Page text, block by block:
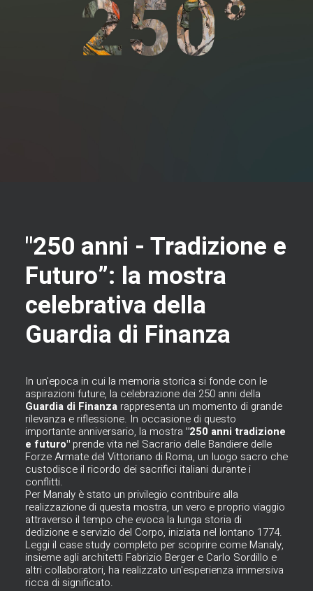
"250 anni - Tradizione e
Futuro”: la mostra
celebrativa della
Guardia di Finanza
In un'epoca in cui la memoria storica si fonde con le
aspirazioni future, la celebrazione dei 250 anni della
Guardia di Finanza rappresenta un momento di grande
rilevanza e riflessione. In occasione di questo
importante anniversario, la mostra "250 anni tradizione
e futuro" prende vita nel Sacrario delle Bandiere delle
Forze Armate del Vittoriano di Roma, un luogo sacro che
custodisce il ricordo dei sacrifici italiani durante i
conflitti.
Per Manaly è stato un privilegio contribuire alla
realizzazione di questa mostra, un vero e proprio viaggio
attraverso il tempo che evoca la lunga storia di
dedizione e servizio del Corpo, iniziata nel lontano 1774.
Leggi il case study completo per scoprire come Manaly,
insieme agli architetti Fabrizio Berger e Carlo Sordillo e
altri collaboratori, ha realizzato un'esperienza immersiva
ricca di significato.